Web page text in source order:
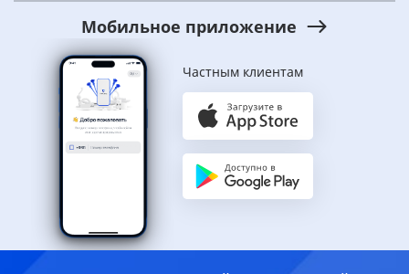
Мобильное приложение
Частным клиентам